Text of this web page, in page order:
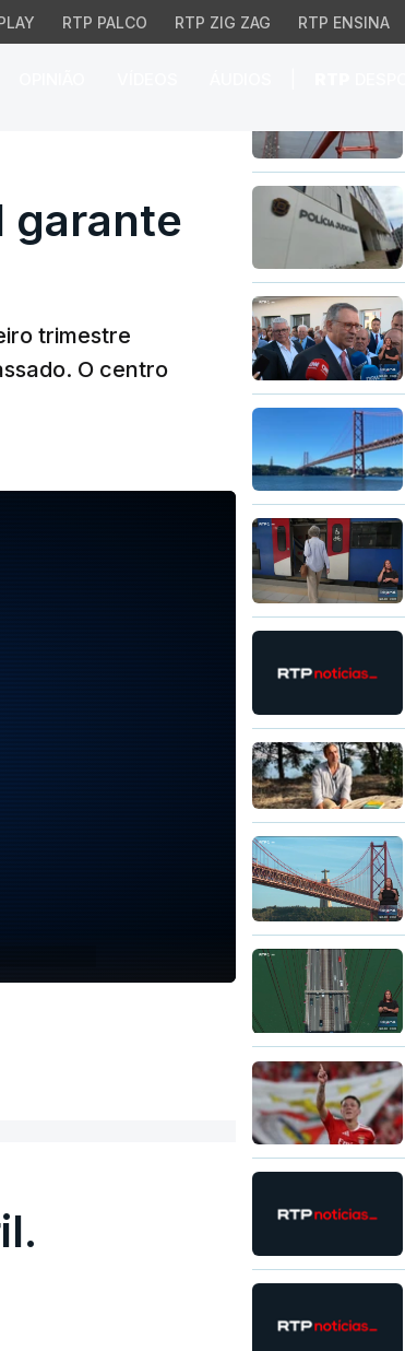
RTP PALCO RTP ZIG ZAG RTP ENSINA
metade
garante
trimestre
O centro